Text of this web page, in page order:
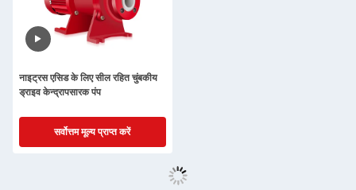
नाइट्रस एसिड के लिए सील रहित चुंबकीय
ड्राइव केन्द्रापसारक पंप
सर्वोत्तम मूल्य प्राप्त करें